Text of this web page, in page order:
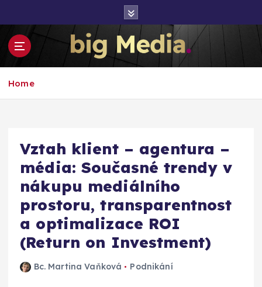
o
Inspirace pro mediální růst a podnikání
Home
Vztah klient – agentura –
média: Současné trendy v
nákupu mediálního
prostoru, transparentnost
a optimalizace ROI
(Return on Investment)
Bc. Martina Vaňková Podnikání